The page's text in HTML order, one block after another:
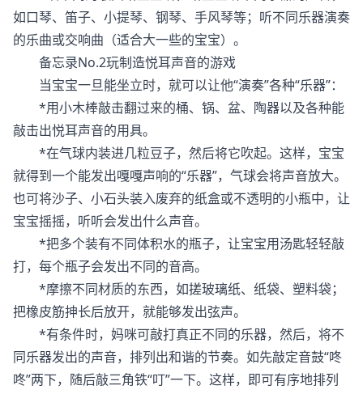
如口琴、笛子、小提琴、钢琴、手风琴等；听不同乐器演奏
的乐曲或交响曲（适合大一些的宝宝）。
备忘录No.2玩制造悦耳声音的游戏
当宝宝一旦能坐立时，就可以让他“演奏”各种“乐器”：
*用小木棒敲击翻过来的桶、锅、盆、陶器以及各种能
敲击出悦耳声音的用具。
*在气球内装进几粒豆子，然后将它吹起。这样，宝宝
就得到一个能发出嘎嘎声响的“乐器”，气球会将声音放大。
也可将沙子、小石头装入废弃的纸盒或不透明的小瓶中，让
宝宝摇摇，听听会发出什么声音。
*把多个装有不同体积水的瓶子，让宝宝用汤匙轻轻敲
打，每个瓶子会发出不同的音高。
*摩擦不同材质的东西，如搓玻璃纸、纸袋、塑料袋；
把橡皮筋抻长后放开，就能够发出弦声。
*有条件时，妈咪可敲打真正不同的乐器，然后，将不
同乐器发出的声音，排列出和谐的节奏。如先敲定音鼓“咚
咚”两下，随后敲三角铁“叮”一下。这样，即可有序地排列